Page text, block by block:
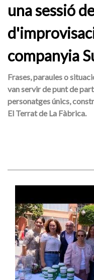
una sessió
companyia
Frases, paraules o
van servir de punt de
personatges únics,
El Terrat de La Fàbrica.